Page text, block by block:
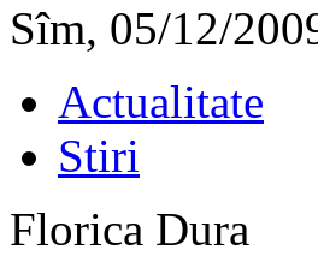
Sîm, 05/12/
Actualitate
Stiri
Florica Dura